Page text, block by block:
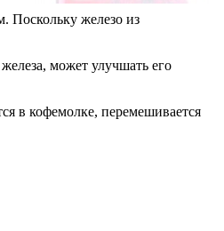
Поскольку железо из
может улучшать его
в кофемолке, перемешивается